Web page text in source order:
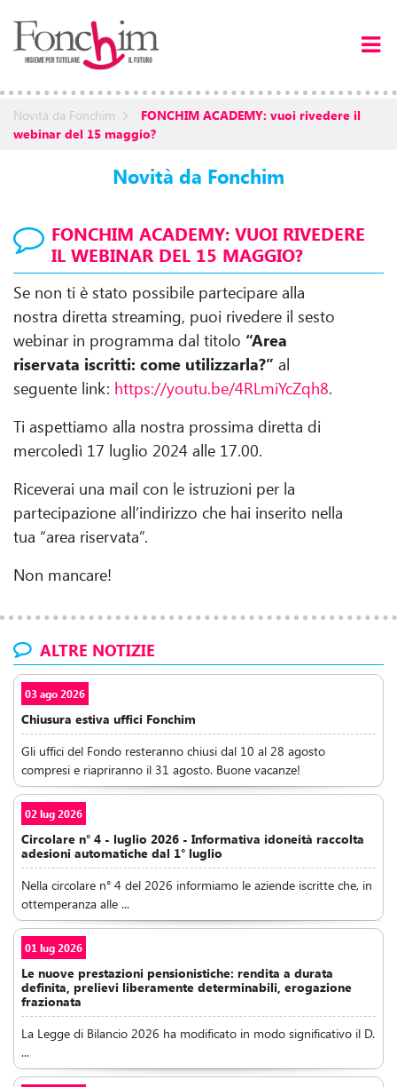
Novità da Fonchim
webinar del 15 maggio?
Novità da Fonchim
FONCHIM ACADEMY: VUOI RIVEDERE
IL WEBINAR DEL 15 MAGGIO?
Se non ti è stato possibile partecipare alla
nostra diretta streaming, puoi rivedere il sesto
webinar in programma dal titolo “Area
riservata iscritti: come utilizzarla?” al
seguente link: https://youtu.be/4RLmiYcZqh8.
Ti aspettiamo alla nostra prossima diretta di
mercoledì 17 luglio 2024 alle 17.00.
Riceverai una mail con le istruzioni per la
partecipazione all’indirizzo che hai inserito nella
tua “area riservata”.
Non mancare!
ALTRE NOTIZIE
03 ago 2026
Chiusura estiva uffici Fonchim
Gli uffici del Fondo resteranno chiusi dal 10 al 28 agosto
compresi e riapriranno il 31 agosto. Buone vacanze!
02 lug 2026
Circolare n° 4 - luglio 2026 - Informativa idoneità raccolta
adesioni automatiche dal 1° luglio
Nella circolare n° 4 del 2026 informiamo le aziende iscritte che, in
ottemperanza alle ...
01 lug 2026
Le nuove prestazioni pensionistiche: rendita a durata
definita, prelievi liberamente determinabili, erogazione
frazionata
La Legge di Bilancio 2026 ha modificato in modo significativo il D.
...